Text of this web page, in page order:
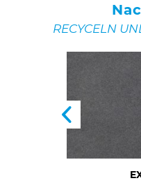
RECYCELN UND